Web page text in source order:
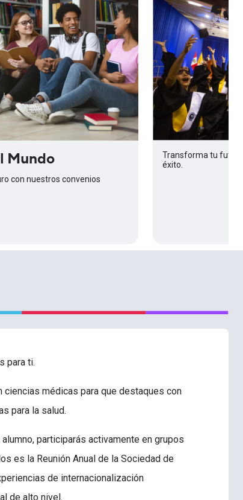
Mundo
con nuestros convenios
Transforma tu
éxito.
para ti.
ciencias médicas para que destaques con
para la salud.
participarás activamente en grupos
es la Reunión Anual de la Sociedad de
de internacionalización
de alto nivel.